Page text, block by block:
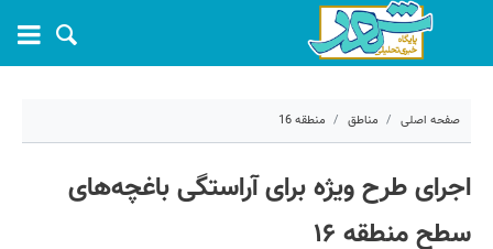
صفحه اصلی مناطق منطقه 16
کد مطلب: 56080
اجرای طرح ویژه برای آراستگی باغچه‌های
سطح منطقه ۱۶